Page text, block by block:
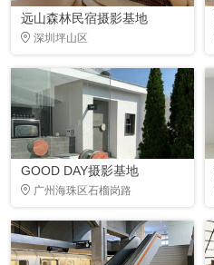
远山森林民宿摄影基地
深圳坪山区
GOOD DAY摄影基地
广州海珠区石榴岗路